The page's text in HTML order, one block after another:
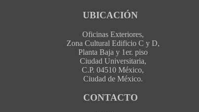
UBICACIÓN
Oficinas Exteriores,
Zona Cultural Edificio C y D,
Planta Baja y 1er. piso
Ciudad Universitaria,
C.P. 04510 México,
Ciudad de México.
CONTACTO